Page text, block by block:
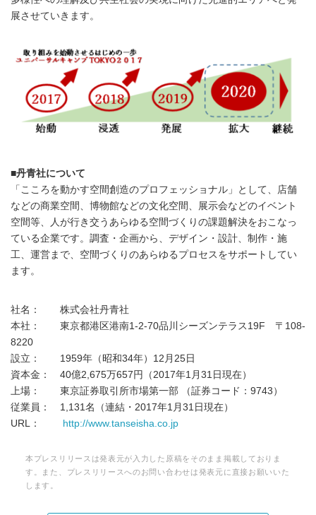
展させていきます。
■丹青社について
「こころを動かす空間創造のプロフェッショナル」として、店舗
などの商業空間、博物館などの文化空間、展示会などのイベント
空間等、人が行き交うあらゆる空間づくりの課題解決をおこなっ
ている企業です。調査・企画から、デザイン・設計、制作・施
工、運営まで、空間づくりのあらゆるプロセスをサポートしてい
ます。
社名： 株式会社丹青社
本社： 東京都港区港南1-2-70品川シーズンテラス19F 〒108-
8220
設立： 1959年（昭和34年）12月25日
資本金： 40億2,675万657円（2017年1月31日現在）
上場： 東京証券取引所市場第一部 （証券コード：9743）
従業員： 1,131名（連結・2017年1月31日現在）
URL：
http://www.tanseisha.co.jp
本プレスリリースは発表元が入力した原稿をそのまま掲載しておりま
す。また、プレスリリースへのお問い合わせは発表元に直接お願いいた
します。